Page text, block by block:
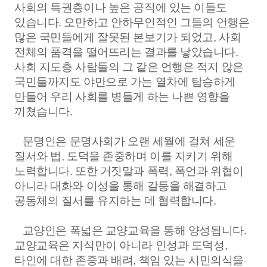
사회의 특권층이나 높은 공직에 있는 이들도
있습니다. 오만하고 안하무인적인 그들의 언행은
많은 국민들에게 잘못된 본보기가 되었고, 사회
전체의 품격을 떨어뜨리는 결과를 낳았습니다.
사회 지도층 사람들의 그 같은 언행은 적지 않은
국민들까지도 야만으로 가는 열차에 탑승하게
만들어 우리 사회를 병들게 하는 나쁜 영향을
끼쳤습니다.
문명인은 문명사회가 오랜 세월에 걸쳐 세운
질서와 법, 도덕을 존중하며 이를 지키기 위해
노력합니다. 또한 거짓말과 폭력, 폭언과 위협이
아니라 대화와 이성을 통해 갈등을 해결하고
공동체의 질서를 유지하는 데 협력합니다.
교양인은 폭넓은 교양교육을 통해 양성됩니다.
교양교육은 지식만이 아니라 인성과 도덕성,
타인에 대한 존중과 배려, 책임 있는 시민의식을